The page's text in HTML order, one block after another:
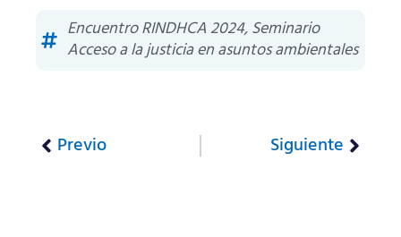
Encuentro RINDHCA 2024,Seminario
Acceso a la justicia en asuntos ambientales
Previo Siguiente